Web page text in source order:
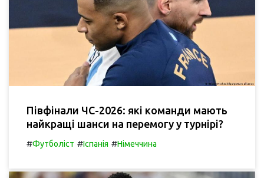
Півфінали ЧС-2026: які команди мають
найкращі шанси на перемогу у турнірі?
#Футболіст #Іспанія #Німеччина